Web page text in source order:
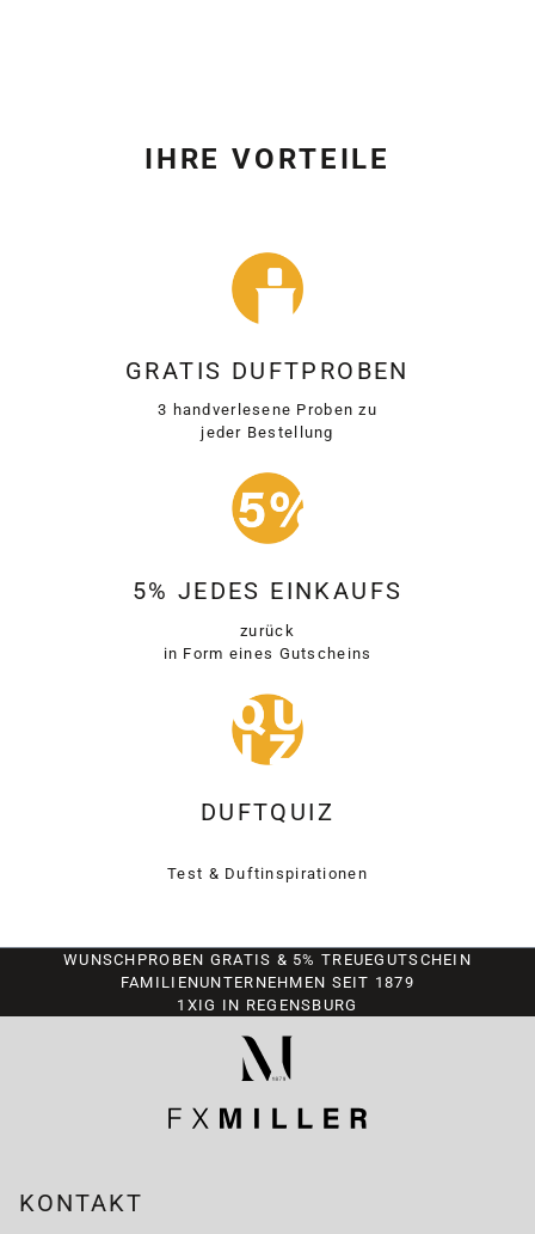
IHRE VORTEILE
GRATIS DUFTPROBEN
3 handverlesene Proben zu
jeder Bestellung
5% JEDES EINKAUFS
zurück
in Form eines Gutscheins
DUFTQUIZ
Test & Duftinspirationen
WUNSCHPROBEN GRATIS & 5% TREUEGUTSCHEIN
FAMILIENUNTERNEHMEN SEIT 1879
1XIG IN REGENSBURG
KONTAKT